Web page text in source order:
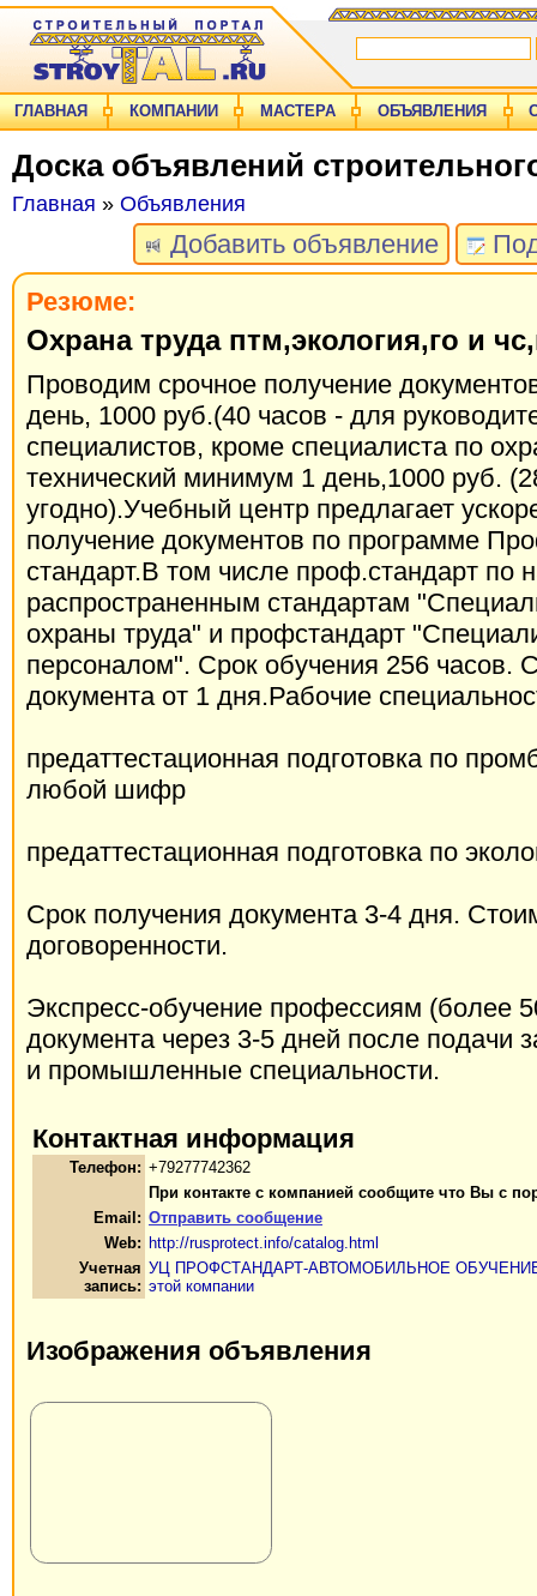
ГЛАВНАЯ КОМПАНИИ МАСТЕРА ОБЪЯВЛЕНИЯ
Доска объявлений
Главная » Объявления
Добавить объявление
Резюме:
Охрана труда птм,экология,го и
Проводим срочное получение
день, 1000 руб.(40 часов - для
специалистов, кроме специалиста по
технический минимум 1 день,1000 руб.
угодно).Учебный центр предлагает
получение документов по программе
стандарт.В том числе проф.стандарт по
распространенным стандартам
охраны труда" и профстандарт
персоналом". Срок обучения 256 часов.
документа от 1 дня.Рабочие
предаттестационная подготовка по
любой шифр
предаттестационная подготовка по
Срок получения документа 3-4 дня.
договоренности.
Экспресс-обучение профессиям (более
документа через 3-5 дней после подачи
и промышленные специальности.
Контактная информация
Телефон: +79277742362
При контакте с компанией сообщите что Вы с
Email: Отправить сообщение
Web: http://rusprotect.info/catalog.html
Учетная
запись:
УЦ ПРОФСТАНДАРТ-АВТОМОБИЛЬНОЕ
этой компании
Изображения объявления